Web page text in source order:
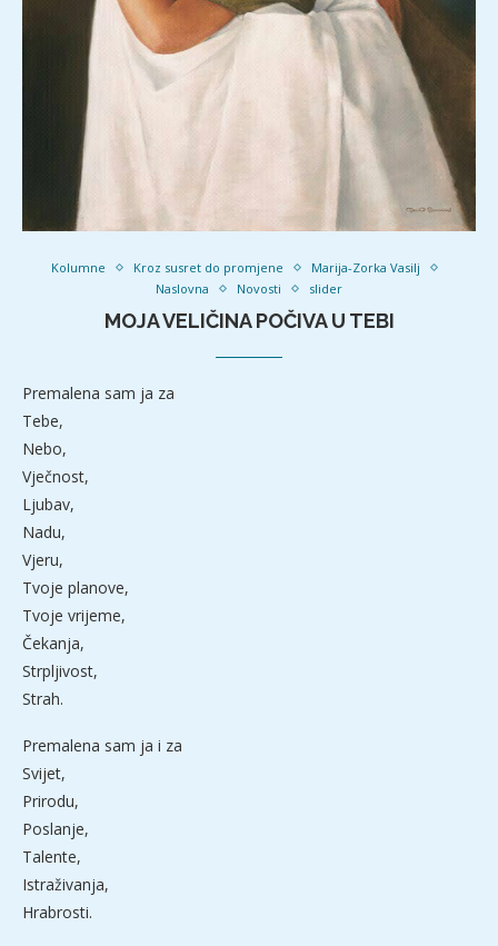
Kolumne Kroz susret do promjene
Marija-Zorka Vasilj
Naslovna
Novosti slider
MOJA VELIČINA POČIVA U TEBI
Premalena sam ja za
Tebe,
Nebo,
Vječnost,
Ljubav,
Nadu,
Vjeru,
Tvoje planove,
Tvoje vrijeme,
Čekanja,
Strpljivost,
Strah.
Premalena sam ja i za
Svijet,
Prirodu,
Poslanje,
Talente,
Istraživanja,
Hrabrosti.